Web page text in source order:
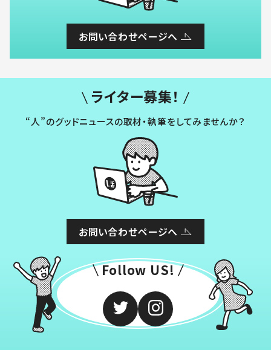
お問い合わせページへ
ライター募集！
“人”のグッドニュースの取材・執筆をしてみませんか？
お問い合わせページへ
Follow US!